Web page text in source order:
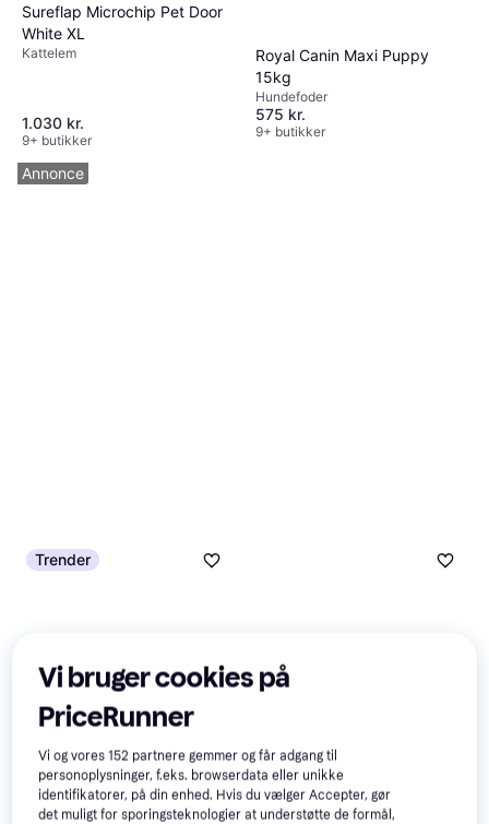
Sureflap Microchip Pet Door
White XL
Kattelem
1.030 kr.
9+ butikker
Royal Canin Maxi Puppy
15kg
Hundefoder
575 kr.
9+ butikker
Trender
Sureflap Lille Mikrochip
Kattelem
Kattelem
Annonce
Vi bruger cookies på
PriceRunner
Vi og vores152 partnere gemmer og får adgang til
personoplysninger, f.eks. browserdata eller unikke
identifikatorer, på din enhed. Hvis du vælger Accepter, gør
det muligt for sporingsteknologier at understøtte de formål,